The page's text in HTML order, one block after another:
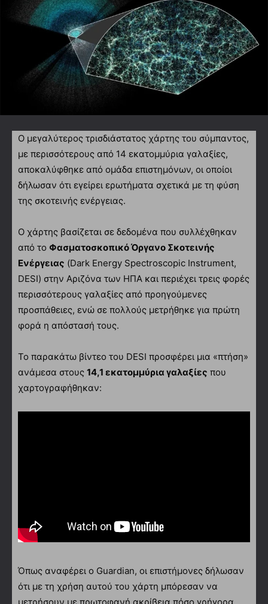
Ο μεγαλύτερος τρισδιάστατος χάρτης του σύμπαντος,
με περισσότερους από 14 εκατομμύρια γαλαξίες,
αποκαλύφθηκε από ομάδα επιστημόνων, οι οποίοι
δήλωσαν ότι εγείρει ερωτήματα σχετικά με τη φύση
της σκοτεινής ενέργειας.
Ο χάρτης βασίζεται σε δεδομένα που συλλέχθηκαν
από το Φασματοσκοπικό Όργανο Σκοτεινής
Ενέργειας (Dark Energy Spectroscopic Instrument,
DESI) στην Αριζόνα των ΗΠΑ και περιέχει τρεις φορές
περισσότερους γαλαξίες από προηγούμενες
προσπάθειες, ενώ σε πολλούς μετρήθηκε για πρώτη
φορά η απόστασή τους.
Το παρακάτω βίντεο του DESI προσφέρει μια «πτήση»
ανάμεσα στους 14,1 εκατομμύρια γαλαξίες που
χαρτογραφήθηκαν:
Όπως αναφέρει ο Guardian, οι επιστήμονες δήλωσαν
ότι με τη χρήση αυτού του χάρτη μπόρεσαν να
μετρήσουν με πρωτοφανή ακρίβεια πόσο γρήγορα